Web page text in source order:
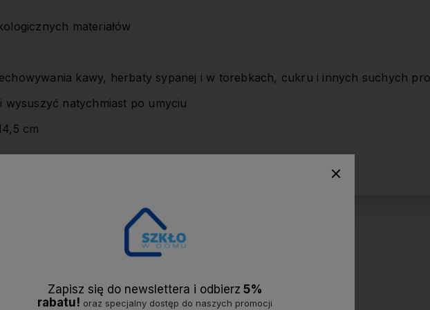
materiałów
kawy, herbaty sypanej i w torebkach, cukru i innych suchych
natychmiast po umyciu
cm
18,00 zł
Zapisz się do newslettera i odbierz 5%
rabatu! oraz specjalny dostęp do naszych promocji